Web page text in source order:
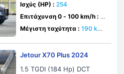
Ισχύς (HP) : 254
Επιτάχυνση 0 - 100 km/h : δε
υτ.
Μέγιστη ταχύτητα : 190 km/
Jetour X70 Plus 2024
1.5 TGDI (184 Hp) DCT